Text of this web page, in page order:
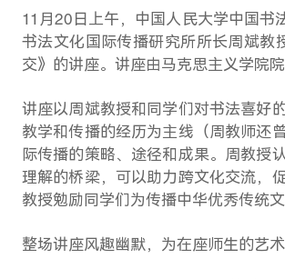
11月20日上午，中国人民大学中国书
书法文化国际传播研究所所长周斌
交》的讲座。讲座由马克思主义学院
讲座以周斌教授和同学们对书法喜好
教学和传播的经历为主线（周教师还
际传播的策略、途径和成果。周教授
理解的桥梁，可以助力跨文化交流，
教授勉励同学们为传播中华优秀传统
整场讲座风趣幽默，为在座师生的艺